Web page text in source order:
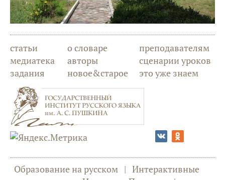
статьи
медиатека
задания
о словаре
авторы
новое&старое
преподавателям
сценарии уроков
это уже знаем
Образование на русском | Интерактивные